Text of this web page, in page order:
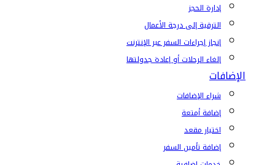
إدارة الحجز
الترقية إلى درجة الأعمال
إنجاز إجراءات السفر عبر الإنترنت
إلغاء الرحلات أو إعادة جدولتها
الإضافات
شراء الإضافات
إضافة أمتعة
اختيار مقعد
إضافة تأمين السفر